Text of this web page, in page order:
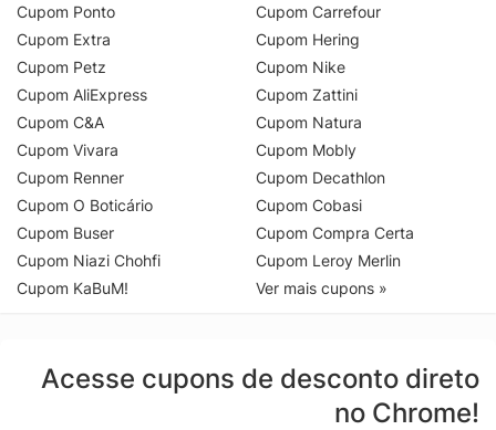
Cupom Ponto
Cupom Extra
Cupom Petz
Cupom AliExpress
Cupom C&A
Cupom Vivara
Cupom Renner
Cupom O Boticário
Cupom Buser
Cupom Niazi Chohfi
Cupom KaBuM!
Cupom Carrefour
Cupom Hering
Cupom Nike
Cupom Zattini
Cupom Natura
Cupom Mobly
Cupom Decathlon
Cupom Cobasi
Cupom Compra Certa
Cupom Leroy Merlin
Ver mais cupons »
Acesse cupons de desconto direto
no Chrome!